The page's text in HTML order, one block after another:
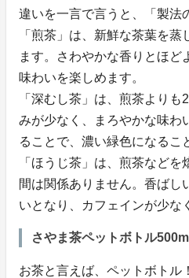
違いを一言で言うと、「製法
「煎茶」は、新鮮な茶葉を
ます。さわやかな香りとほど
味わいを楽しめます。
「深むし茶」は、煎茶より
みが少なく、まろやかな味わ
ることで、濃い緑色になるこ
「ほうじ茶」は、煎茶など
間は関係ありません。香ばし
いとなり、カフェインが少な
さやま茶ペットボトル500ml
お茶と言えば、ペットボトル